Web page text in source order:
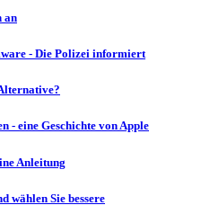
an
- Die Polizei informiert
- eine Geschichte von Apple
Anleitung
wählen Sie bessere